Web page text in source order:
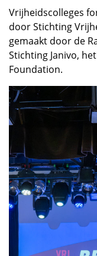
Vrijheidscolleges
door Stichting
gemaakt door de
Stichting Janivo,
Foundation⁠.